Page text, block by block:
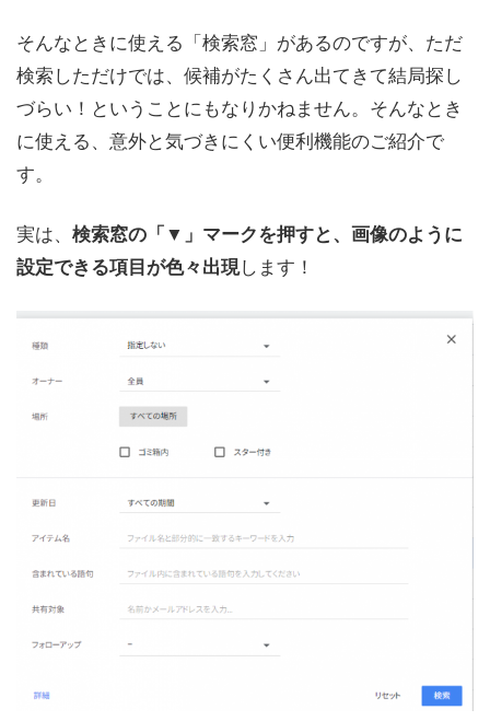
そんなときに使える「検索窓」があるのですが、ただ
検索しただけでは、候補がたくさん出てきて結局探し
づらい！ということにもなりかねません。そんなとき
に使える、意外と気づきにくい便利機能のご紹介で
す。
実は、 検索窓の「▼」マークを押すと、画像のように
設定できる項目が色々出現します！